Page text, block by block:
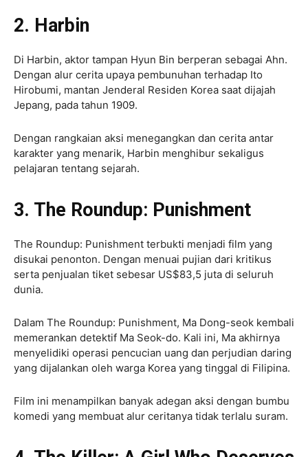
2. Harbin
Di Harbin, aktor tampan Hyun Bin berperan sebagai Ahn.
Dengan alur cerita upaya pembunuhan terhadap Ito
Hirobumi, mantan Jenderal Residen Korea saat dijajah
Jepang, pada tahun 1909.
Dengan rangkaian aksi menegangkan dan cerita antar
karakter yang menarik, Harbin menghibur sekaligus
pelajaran tentang sejarah.
3. The Roundup: Punishment
The Roundup: Punishment terbukti menjadi film yang
disukai penonton. Dengan menuai pujian dari kritikus
serta penjualan tiket sebesar US$83,5 juta di seluruh
dunia.
Dalam The Roundup: Punishment, Ma Dong-seok kembali
memerankan detektif Ma Seok-do. Kali ini, Ma akhirnya
menyelidiki operasi pencucian uang dan perjudian daring
yang dijalankan oleh warga Korea yang tinggal di Filipina.
Film ini menampilkan banyak adegan aksi dengan bumbu
komedi yang membuat alur ceritanya tidak terlalu suram.